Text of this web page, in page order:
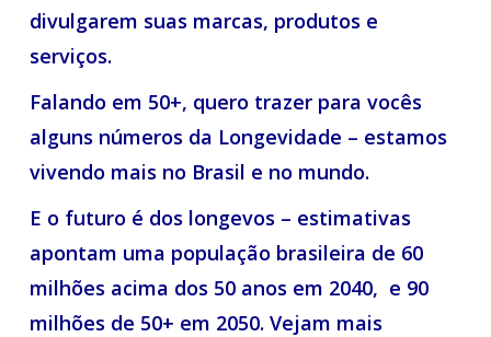
divulgarem suas marcas, produtos e
serviços.
Falando em 50+, quero trazer para vocês
alguns números da Longevidade – estamos
vivendo mais no Brasil e no mundo.
E o futuro é dos longevos – estimativas
apontam uma população brasileira de 60
milhões acima dos 50 anos em 2040, e 90
milhões de 50+ em 2050. Vejam mais